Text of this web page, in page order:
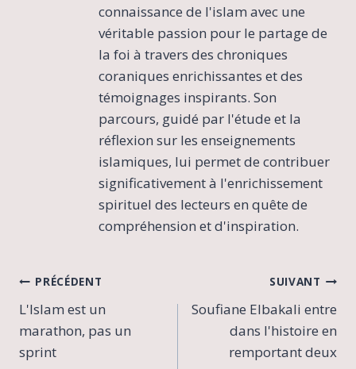
connaissance de l'islam avec une
véritable passion pour le partage de
la foi à travers des chroniques
coraniques enrichissantes et des
témoignages inspirants. Son
parcours, guidé par l'étude et la
réflexion sur les enseignements
islamiques, lui permet de contribuer
significativement à l'enrichissement
spirituel des lecteurs en quête de
compréhension et d'inspiration.
Navigation
de
l’article
PRÉCÉDENT
L'Islam est un
marathon, pas un
sprint
SUIVANT
Soufiane Elbakali entre
dans l'histoire en
remportant deux